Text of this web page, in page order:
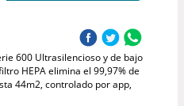
600 Ultrasilencioso y de bajo
HEPA elimina el 99,97% de
44m2, controlado por app,